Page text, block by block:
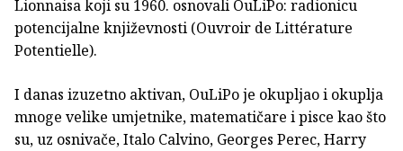
Lionnaisa koji su 1960. osnovali OuLiPo: radionicu
potencijalne književnosti (Ouvroir de Littérature
Potentielle).
I danas izuzetno aktivan, OuLiPo je okupljao i okuplja
mnoge velike umjetnike, matematičare i pisce kao što
su, uz osnivače, Italo Calvino, Georges Perec, Harry